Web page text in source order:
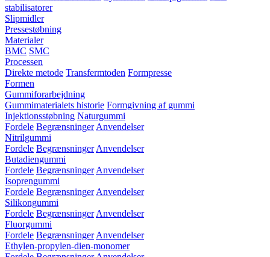
stabilisatorer
Slipmidler
Pressestøbning
Materialer
BMC SMC
Processen
Direkte metode Transfermtoden Formpresse
Formen
Gummiforarbejdning
Gummimaterialets historie Formgivning af gummi
Injektionsstøbning Naturgummi
Fordele Begrænsninger Anvendelser
Nitrilgummi
Fordele Begrænsninger Anvendelser
Butadiengummi
Fordele Begrænsninger Anvendelser
Isoprengummi
Fordele Begrænsninger Anvendelser
Silikongummi
Fordele Begrænsninger Anvendelser
Fluorgummi
Fordele Begrænsninger Anvendelser
Ethylen-propylen-dien-monomer